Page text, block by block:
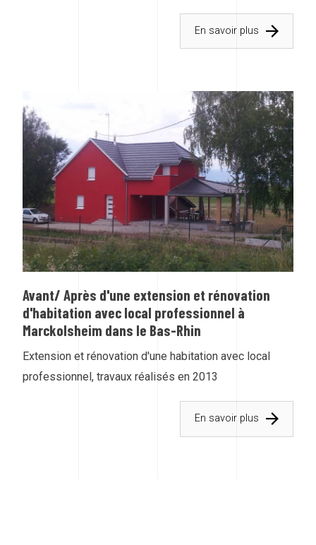
En savoir plus
Avant/ Après d'une extension et rénovation
d'habitation avec local professionnel à
Marckolsheim dans le Bas-Rhin
Extension et rénovation d'une habitation avec local
professionnel, travaux réalisés en 2013
En savoir plus